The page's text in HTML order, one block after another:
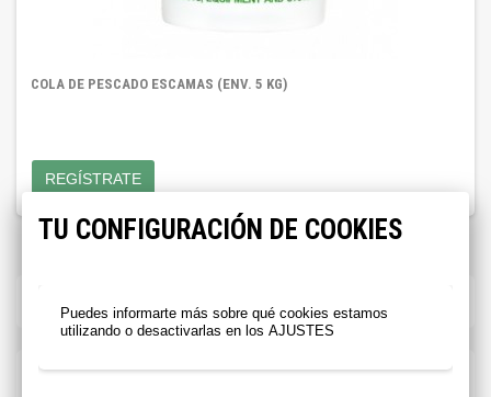
COLA DE PESCADO ESCAMAS (ENV. 5 KG)
REGÍSTRATE
TU CONFIGURACIÓN DE COOKIES
Puedes informarte más sobre qué cookies estamos
utilizando o desactivarlas en los AJUSTES